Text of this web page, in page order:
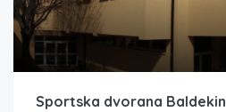
Sportska dvorana Baldekin